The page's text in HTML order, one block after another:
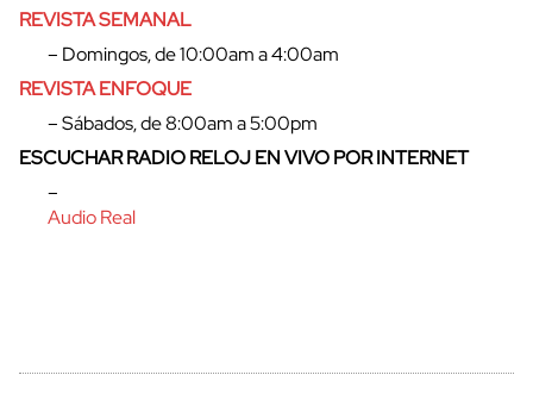
REVISTA SEMANAL
– Domingos, de 10:00am a 4:00am
REVISTA ENFOQUE
– Sábados, de 8:00am a 5:00pm
ESCUCHAR RADIO RELOJ EN VIVO POR INTERNET
–
Audio Real